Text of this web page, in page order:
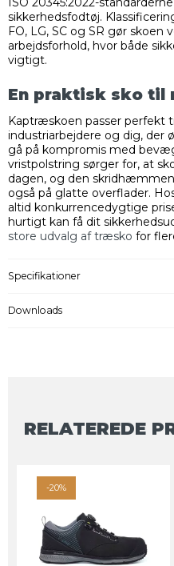
sikkerhedsfodtøj.
FO, LG, SC og SR gør
arbejdsforhold, hvor både
vigtigt.
En praktisk sko til
Kaptræskoen passer perfekt
industriarbejdere og dig, der
gå på kompromis med
vristpolstring sørger for, at
dagen, og den
også på glatte overflader.
altid konkurrencedygtige
hurtigt kan få dit
store udvalg af træsko for
Specifikationer
Downloads
RELATEREDE
-20%